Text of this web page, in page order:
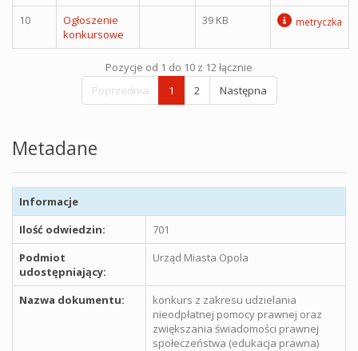
10
Ogłoszenie
konkursowe
39 KB metryczka
Pozycje od 1 do 10 z 12 łącznie
Poprzednia
1 2 Następna
Metadane
Informacje
Ilość odwiedzin:
701
Podmiot
udostępniający:
Urząd Miasta Opola
Nazwa dokumentu:
konkurs z zakresu udzielania
nieodpłatnej pomocy prawnej oraz
zwiększania świadomości prawnej
społeczeństwa (edukacja prawna)